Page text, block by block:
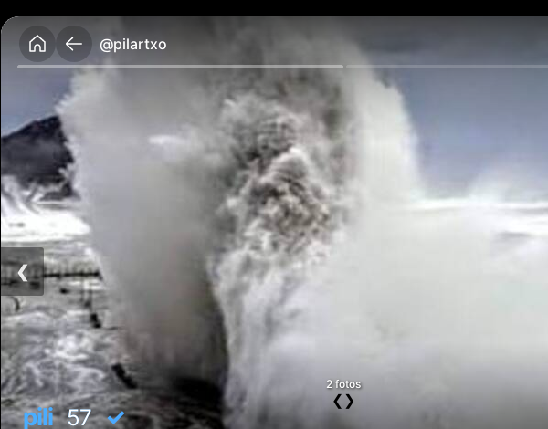
@pilartxo
pili57✓
❮
2 fotos
❮ ❯